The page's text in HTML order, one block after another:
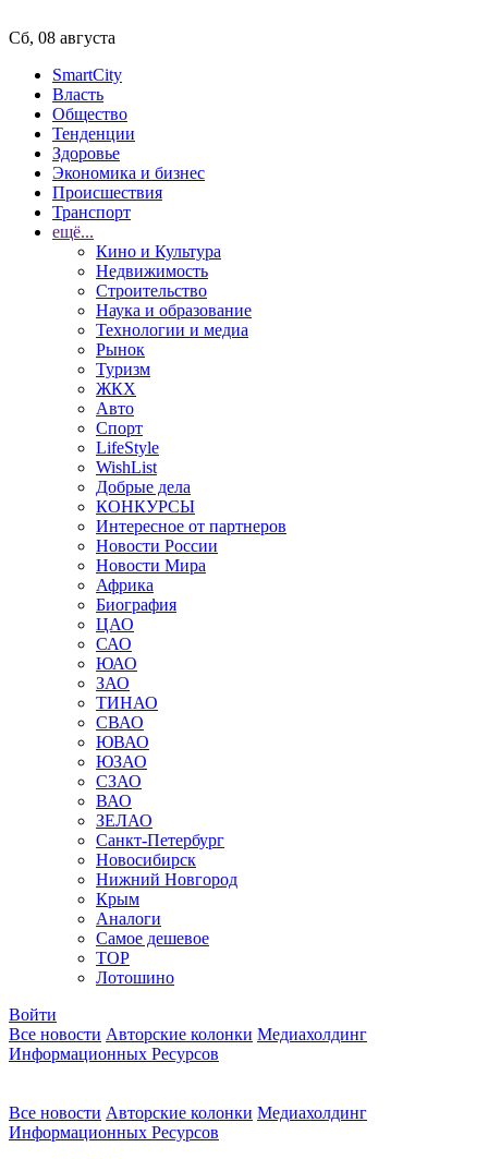
Сб, 08 августа
SmartCity
Власть
Общество
Тенденции
Здоровье
Экономика и бизнес
Происшествия
Транспорт
ещё...
Кино и Культура
Недвижимость
Строительство
Наука и образование
Технологии и медиа
Рынок
Туризм
ЖКХ
Авто
Спорт
LifeStyle
WishList
Добрые дела
КОНКУРСЫ
Интересное от партнеров
Новости России
Новости Мира
Африка
Биография
ЦАО
САО
ЮАО
ЗАО
ТИНАО
СВАО
ЮВАО
ЮЗАО
СЗАО
ВАО
ЗЕЛАО
Санкт-Петербург
Новосибирск
Нижний Новгород
Крым
Аналоги
Самое дешевое
TOP
Лотошино
Войти
Все новости Авторские колонки Медиахолдинг
Информационных Ресурсов
Все новости Авторские колонки Медиахолдинг
Информационных Ресурсов